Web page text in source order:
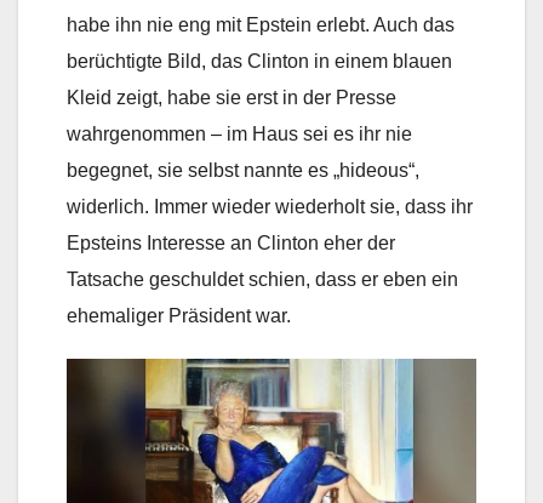
habe ihn nie eng mit Epstein erlebt. Auch das
berüchtigte Bild, das Clinton in einem blauen
Kleid zeigt, habe sie erst in der Presse
wahrgenommen – im Haus sei es ihr nie
begegnet, sie selbst nannte es „hideous“,
widerlich. Immer wieder wiederholt sie, dass ihr
Epsteins Interesse an Clinton eher der
Tatsache geschuldet schien, dass er eben ein
ehemaliger Präsident war.